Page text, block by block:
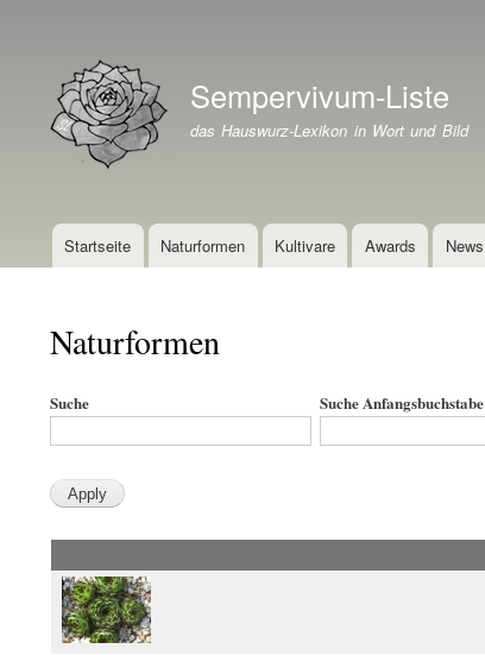
Branding der WebsiteSempervivum-Liste
das Hauswurz-Lexikon in Wort und Bild
Hauptnavigation
Startseite Naturformen Kultivare Awards News
Naturformen
Suche Suche Anfangsbuchstabe